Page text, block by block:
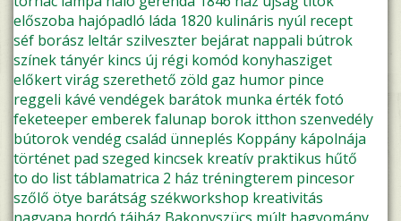
előszoba hajópadló láda 1820 kulináris nyúl recept
séf borász leltárszilveszter bejárat nappali bútrok
színektányér kincs új régi komód konyhasziget
előkertvirágszerethető zöld gaz humor pince
reggeli kávé vendégek barátok munka értékfotó
feketeeperemberekfalunap borok itthon szenvedély
bútorokvendégcsalád ünneplés Koppány kápolnája
történet pad szeged kincsek kreatív praktikus hűtő
to do listtáblamatrica 2 ház tréningterem pincesor
szőlő ötye barátságszékworkshop kreativitás